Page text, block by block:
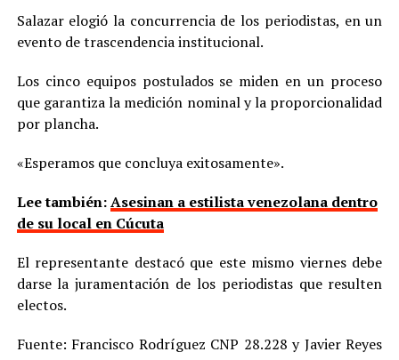
Salazar elogió la concurrencia de los periodistas, en un
evento de trascendencia institucional.
Los cinco equipos postulados se miden en un proceso
que garantiza la medición nominal y la proporcionalidad
por plancha.
«Esperamos que concluya exitosamente».
Lee también:Asesinan a estilista venezolana dentro
de su local en Cúcuta
El representante destacó que este mismo viernes debe
darse la juramentación de los periodistas que resulten
electos.
Fuente: Francisco Rodríguez CNP 28.228 y Javier Reyes